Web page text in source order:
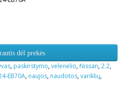
dėl prekės
, paskirstymo,velenelio, Nissan,2.2,
EB70A, naujos, naudotos,variklių,